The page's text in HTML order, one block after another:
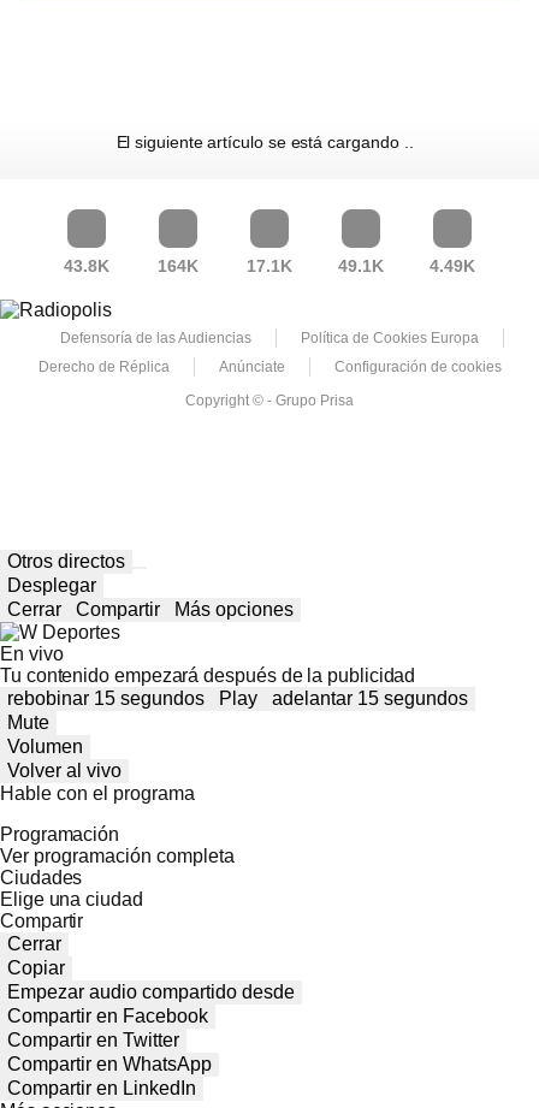
El siguiente artículo se está cargando
43.8K 164K 17.1K 49.1K 4.49K
Defensoría de las Audiencias
Política de Cookies Europa
Derecho de Réplica
Anúnciate
Configuración de cookies
Copyright © - Grupo Prisa
Otros directos
Desplegar
Cerrar
Compartir Más opciones
En vivo
Tu contenido empezará después de la publicidad
rebobinar 15 segundos
Play
adelantar 15 segundos
Mute
Volumen
Volver al vivo
Hable con el programa
Programación
Ver programación completa
Ciudades
Elige una ciudad
Compartir
Cerrar
Copiar
Empezar audio compartido desde
Compartir en Facebook
Compartir en Twitter
Compartir en WhatsApp
Compartir en LinkedIn